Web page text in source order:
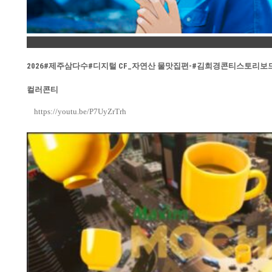
2026#제주삼다수#디지털 CF_자연산 물맛집편-#김희경콘티스토리보
컬러콘티
https://youtu.be/P7UyZrTrh